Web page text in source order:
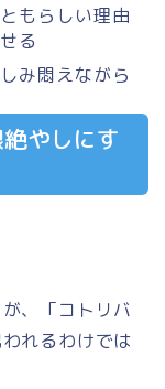
もらしい理由
る
み悶えながら
やしにす
、「コトリバ
れるわけでは